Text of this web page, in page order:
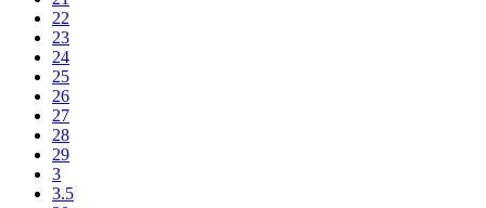
22
23
24
25
26
27
28
29
3
3.5